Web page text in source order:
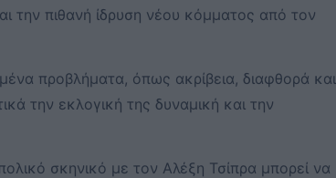
την πιθανή ίδρυση νέου κόμματος από τον
προβλήματα, όπως ακρίβεια, διαφθορά και
την εκλογική της δυναμική και την
σκηνικό με τον Αλέξη Τσίπρα μπορεί να